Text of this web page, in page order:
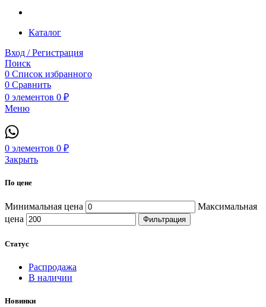
Каталог
Вход / Регистрация
Поиск
0 Список избранного
0 Сравнить
0 элементов 0 ₽
Меню
0 элементов 0 ₽
Закрыть
По цене
Минимальная цена
Максимальная
цена
Фильтрация
Статус
Распродажа
В наличии
Новинки